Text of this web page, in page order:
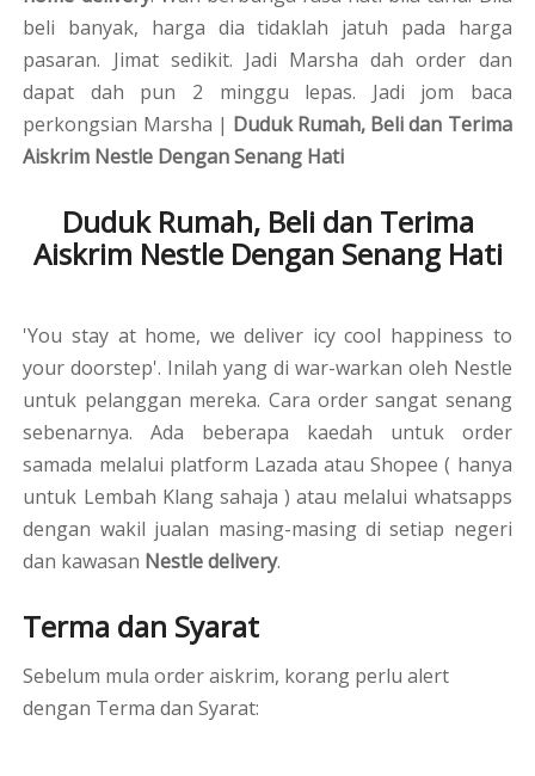
beli banyak, harga dia tidaklah jatuh pada harga
pasaran. Jimat sedikit. Jadi Marsha dah order dan
dapat dah pun 2 minggu lepas. Jadi jom baca
perkongsian Marsha | Duduk Rumah, Beli dan Terima
Aiskrim Nestle Dengan Senang Hati
Duduk Rumah, Beli dan Terima
Aiskrim Nestle Dengan Senang Hati
'You stay at home, we deliver icy cool happiness to
your doorstep'. Inilah yang di war-warkan oleh Nestle
untuk pelanggan mereka. Cara order sangat senang
sebenarnya. Ada beberapa kaedah untuk order
samada melalui platform Lazada atau Shopee ( hanya
untuk Lembah Klang sahaja ) atau melalui whatsapps
dengan wakil jualan masing-masing di setiap negeri
dan kawasan Nestle delivery.
Terma dan Syarat
Sebelum mula order aiskrim, korang perlu alert
dengan Terma dan Syarat: